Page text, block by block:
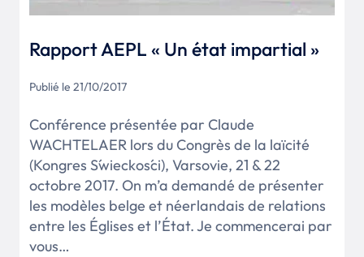
Rapport AEPL « Un état impartial »
Publié le 21/10/2017
Conférence présentée par Claude
WACHTELAER lors du Congrès de la laïcité
(Kongres Świeckości), Varsovie, 21 & 22
octobre 2017. On m’a demandé de présenter
les modèles belge et néerlandais de relations
entre les Églises et l’État. Je commencerai par
vous…